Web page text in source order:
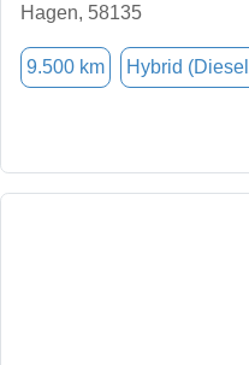
Hagen, 58135
9.500 km Hybrid